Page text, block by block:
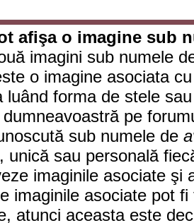
afişa o imagine sub
imagini sub numele
o imagine asociata
luând forma de stele
pe
sub numele de
unică sau personală
imaginile asociate şi
imaginile asociate pot
atunci aceasta este